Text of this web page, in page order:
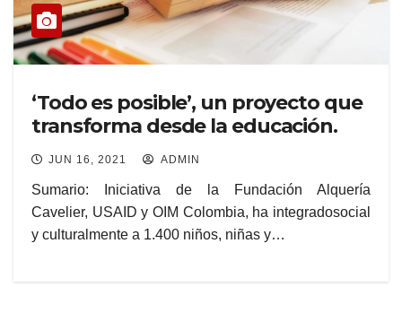
‘Todo es posible’, un proyecto que
transforma desde la educación.
JUN 16, 2021 ADMIN
Sumario: Iniciativa de la Fundación Alquería
Cavelier, USAID y OIM Colombia, ha integradosocial
y culturalmente a 1.400 niños, niñas y…